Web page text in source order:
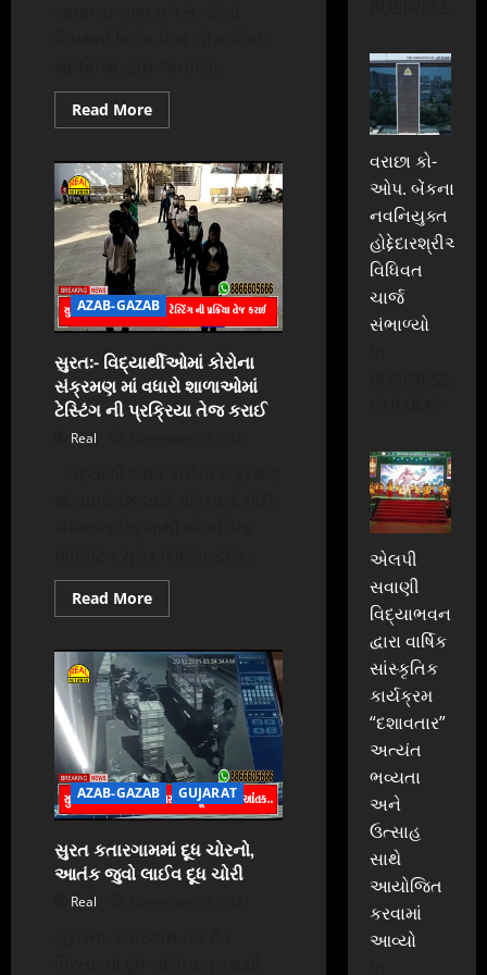
Read MoreRead
more
મહાનગર
પાલિકાની
સામાન્ય
સભા
મળે
તે
પહેલાં
વિપક્ષનો
વિરોધ
AZAB-GAZAB
સુરત:- વિદ્યાર્થીઓમાં કોરોના
સંક્રમણ માં વધારો શાળાઓમાં
ટેસ્ટિંગ ની પ્રક્રિયા તેજ કરાઈ
Real
Read MoreRead
more
વિદ્યાર્થીઓમાં
કોરોના
સંક્રમણ
માં
વધારો
શાળાઓમાં
ટેસ્ટિંગ
ની
પ્રક્રિયા
તેજ
કરાઈ
AZAB-GAZAB GUJARAT
સુરત કતારગામમાં દૂધ ચોરનો,
આતંક જુવો લાઈવ દૂધ ચોરી
Real
વરાછા કો-
ઓપ. બેંકના
નવનિયુક્ત
હોદ્દેદારશ્રીઓએ
વિધિવત
ચાર્જ
સંભાળ્યો
એલપી
સવાણી
વિદ્યાભવન
દ્વારા વાર્ષિક
સાંસ્કૃતિક
કાર્યક્રમ
“દશાવતાર”
અત્યંત
ભવ્યતા
અને
ઉત્સાહ
સાથે
આયોજિત
કરવામાં
આવ્યો